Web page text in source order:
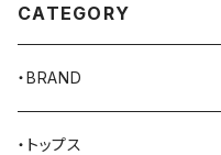
CATEGORY
・BRAND
AKER
・トップス